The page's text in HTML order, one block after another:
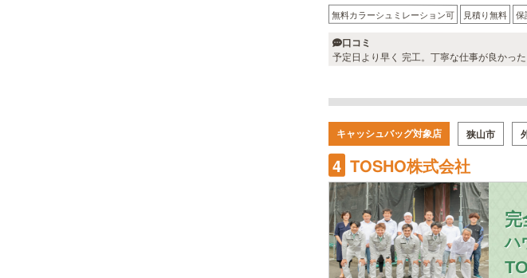
無料カラーシュミレーション可 見積り無料 保
口コミ
予定日より早く 完工。丁寧な仕事が良かった
キャッシュバッグ対象店 狭山市
4 TOSHO株式会社
完
ハ